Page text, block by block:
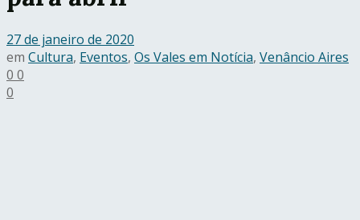
27 de janeiro de 2020
em Cultura, Eventos, Os Vales em Notícia, Venâncio Aires
0 0
0